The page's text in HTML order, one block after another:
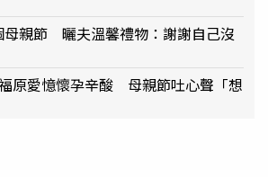
母親節 曬夫溫馨禮物：謝謝自己沒
原愛憶懷孕辛酸 母親節吐心聲「想